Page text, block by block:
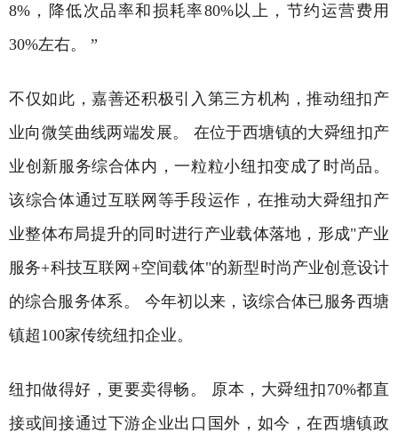
8%，降低次品率和损耗率80%以上，节约运营费用
30%左右。 ”
不仅如此，嘉善还积极引入第三方机构，推动纽扣产
业向微笑曲线两端发展。 在位于西塘镇的大舜纽扣产
业创新服务综合体内，一粒粒小纽扣变成了时尚品。
该综合体通过互联网等手段运作，在推动大舜纽扣产
业整体布局提升的同时进行产业载体落地，形成"产业
服务+科技互联网+空间载体"的新型时尚产业创意设计
的综合服务体系。 今年初以来，该综合体已服务西塘
镇超100家传统纽扣企业。
纽扣做得好，更要卖得畅。 原本，大舜纽扣70%都直
接或间接通过下游企业出口国外，如今，在西塘镇政